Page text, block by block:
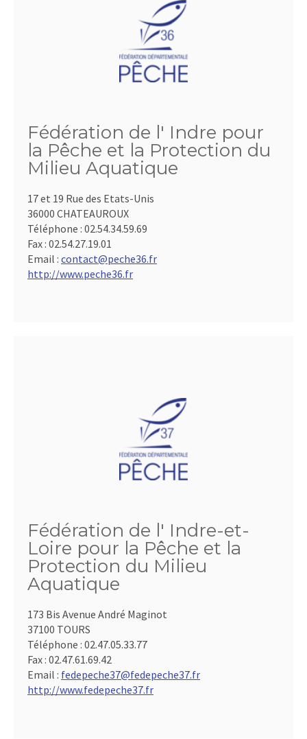
Fédération de l' Indre pour
la Pêche et la Protection du
Milieu Aquatique
17 et 19 Rue des Etats-Unis
36000 CHATEAUROUX
Téléphone : 02.54.34.59.69
Fax : 02.54.27.19.01
Email : contact@peche36.fr
http://www.peche36.fr
Fédération de l' Indre-et-
Loire pour la Pêche et la
Protection du Milieu
Aquatique
173 Bis Avenue André Maginot
37100 TOURS
Téléphone : 02.47.05.33.77
Fax : 02.47.61.69.42
Email : fedepeche37@fedepeche37.fr
http://www.fedepeche37.fr